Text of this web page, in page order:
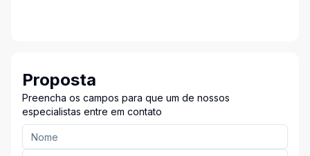
Proposta
Preencha os campos para que um de nossos
especialistas entre em contato